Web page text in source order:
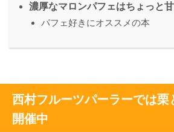
濃厚なマロンパフェはちょっと甘
パフェ好きにオススメの本
西村フルーツパーラーでは栗
開催中